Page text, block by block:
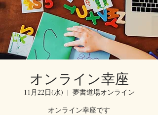
オンライン幸座
11月22日(水)
  |
夢書道場オンライン
オンライン幸座です